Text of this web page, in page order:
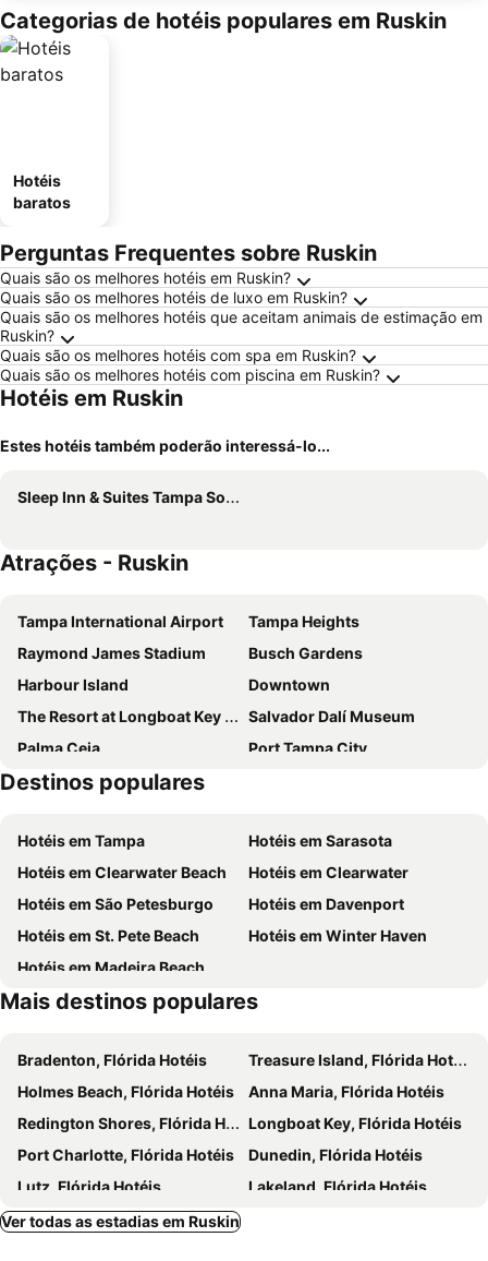
Categorias de hotéis populares em Ruskin
Hotéis
baratos
Perguntas Frequentes sobre Ruskin
Quais são os melhores hotéis em Ruskin?
Quais são os melhores hotéis de luxo em Ruskin?
Quais são os melhores hotéis que aceitam animais de estimação em
Ruskin?
Quais são os melhores hotéis com spa em Ruskin?
Quais são os melhores hotéis com piscina em Ruskin?
Hotéis em Ruskin
Estes hotéis também poderão interessá-lo...
Sleep Inn & Suites Tampa South
Atrações - Ruskin
Tampa International Airport
Tampa Heights
Raymond James Stadium
Busch Gardens
Harbour Island
Downtown
The Resort at Longboat Key Club
Salvador Dalí Museum
Palma Ceia
Port Tampa City
Council District 4
Gandy - Sun Bay South
Interbay
Prime Outlets at Ellenton
Lowry Park Central
North Bon Air
Wellswood
Hunters Green - Cypress Ridge
Drew Park
Sunset Park
Destinos populares
Hotéis em Tampa
Hotéis em Sarasota
Hotéis em Clearwater Beach
Hotéis em Clearwater
Hotéis em São Petesburgo
Hotéis em Davenport
Hotéis em St. Pete Beach
Hotéis em Winter Haven
Hotéis em Madeira Beach
Mais destinos populares
Bradenton, Flórida Hotéis
Treasure Island, Flórida Hotéis
Holmes Beach, Flórida Hotéis
Anna Maria, Flórida Hotéis
Redington Shores, Flórida Hotéis
Longboat Key, Flórida Hotéis
Port Charlotte, Flórida Hotéis
Dunedin, Flórida Hotéis
Lutz, Flórida Hotéis
Lakeland, Flórida Hotéis
North Port, Flórida Hotéis
Ver todas as estadias em Ruskin